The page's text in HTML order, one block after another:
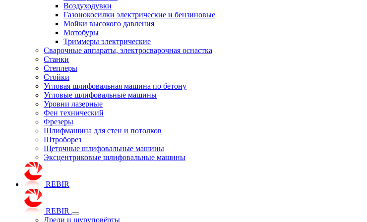
Воздуходувки
Газонокосилки электрические и бензиновые
Мойки высокого давления
Мотобуры
Триммеры электрические
Сварочные аппараты, электросварочная оснастка
Станки
Степлеры
Стойки
Угловая шлифовальная машина по бетону
Угловые шлифовальные машины
Уровни лазерные
Фен технический
Фрезеры
Шлифмашина для стен и потолков
Штроборез
Щеточные шлифовальные машины
Эксцентриковые шлифовальные машины
REBIR
REBIR
Дрели и шуруповёрты